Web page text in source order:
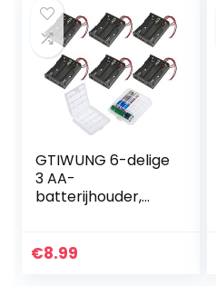
GTIWUNG 6-delige
3 AA-
batterijhouder,
zwarte plastic
€8.99